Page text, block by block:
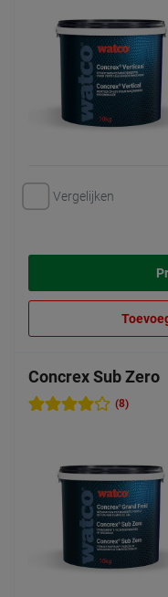
Vergelijken
Concrex Sub Zero
(8)